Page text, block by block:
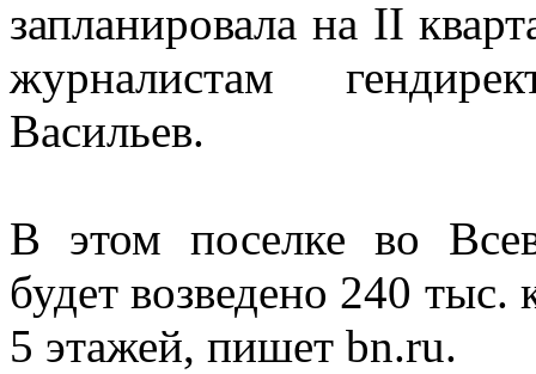
запланировала на II
журналистам
Васильев.
В этом поселке во
будет возведено 240
5 этажей, пишет bn.ru.